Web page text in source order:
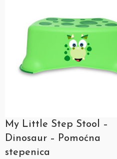
My Little Step Stool –
Dinosaur – Pomoćna
stepenica